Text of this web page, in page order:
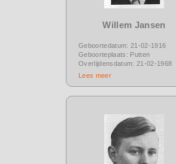
Willem Jansen
Geboortedatum: 21-02-1916
Geboorteplaats: Putten
Overlijdensdatum: 21-02-1968
Lees meer